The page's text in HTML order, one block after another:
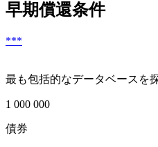
早期償還条件
***
最も包括的なデータベースを
1 000 000
債券